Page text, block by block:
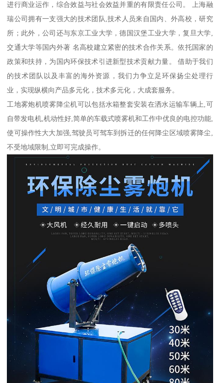
进行商业运作，综合效益与社会效益并重的有限责任公司。 上海融
瑞公司拥有一支强大的技术团队,技术人员来自国内、外高校，研究
所；此外，公司还与东京工业大学，德国汉堡工业大学，复旦大学,
交通大学等国内外著 名高校建立紧密的技术合作关系。依托国家的
政策和扶持，为国内环保技术引进新型技术贡献力量。 借助于我们
的技术团队以及丰富的海外资源，我们力争立足环保扬尘处理行
业，实现纵横向产品多元化，技术多元化，大成套服务。
工地雾炮机喷雾降尘机可以包括水箱整套安装在洒水运输车辆上,可
自带发电机,机动性好,简单的车载式喷雾机和工作中优良的电控功能,
使可操作性大大加强,驾驶员可驾车到拆迁的任何降尘区域喷雾降尘,
不受地域限制,立即可完成操作。